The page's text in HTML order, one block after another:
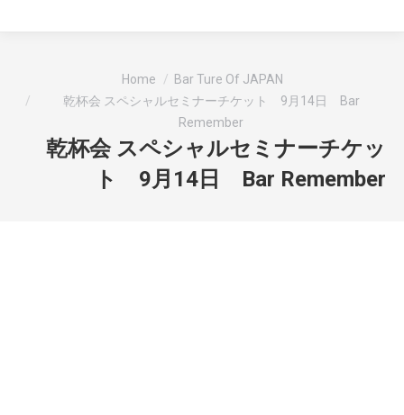
Home
Bar Ture Of JAPAN
乾杯会 スペシャルセミナーチケット 9月14日 Bar
Remember
乾杯会 スペシャルセミナーチケッ
ト 9月14日 Bar Remember